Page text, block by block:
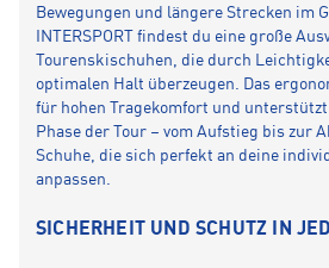
Bewegungen und längere Strecken im
INTERSPORT findest du eine große
Tourenskischuhen, die durch
optimalen Halt überzeugen. Das
für hohen Tragekomfort und
Phase der Tour – vom Aufstieg bis zur
Schuhe, die sich perfekt an deine
anpassen.
SICHERHEIT UND SCHUTZ IN